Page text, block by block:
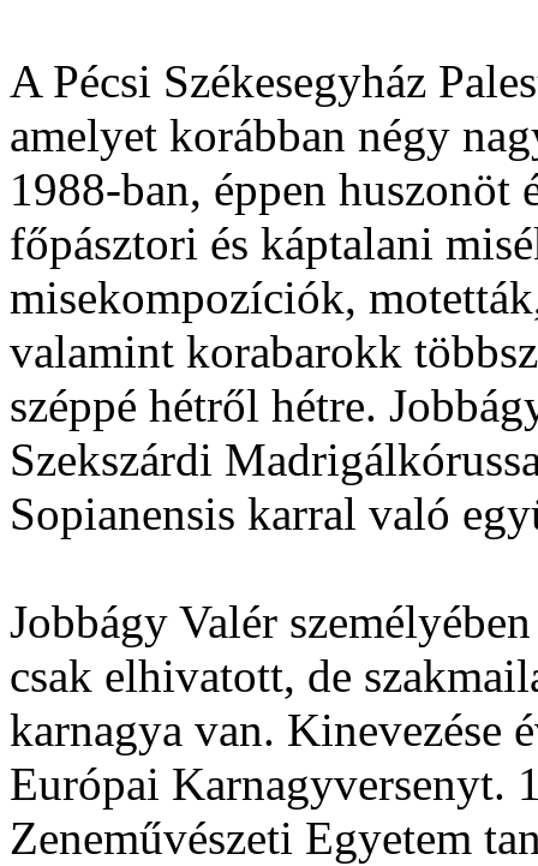
A Pécsi Székesegyház
amelyet korábban négy
1988-ban, éppen huszonöt
főpásztori és káptalani
misekompozíciók,
valamint korabarokk
széppé hétről hétre.
Szekszárdi
Sopianensis karral való
Jobbágy Valér
csak elhivatott, de
karnagya van. Kinevezése
Európai Karnagyversenyt.
Zeneművészeti Egyetem